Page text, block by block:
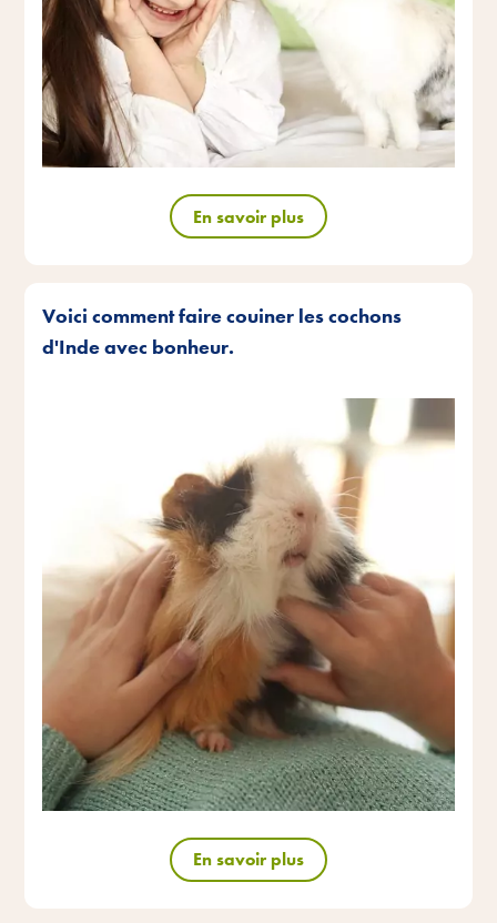
En savoir plus
Voici comment faire couiner les cochons
d'Inde avec bonheur.
En savoir plus